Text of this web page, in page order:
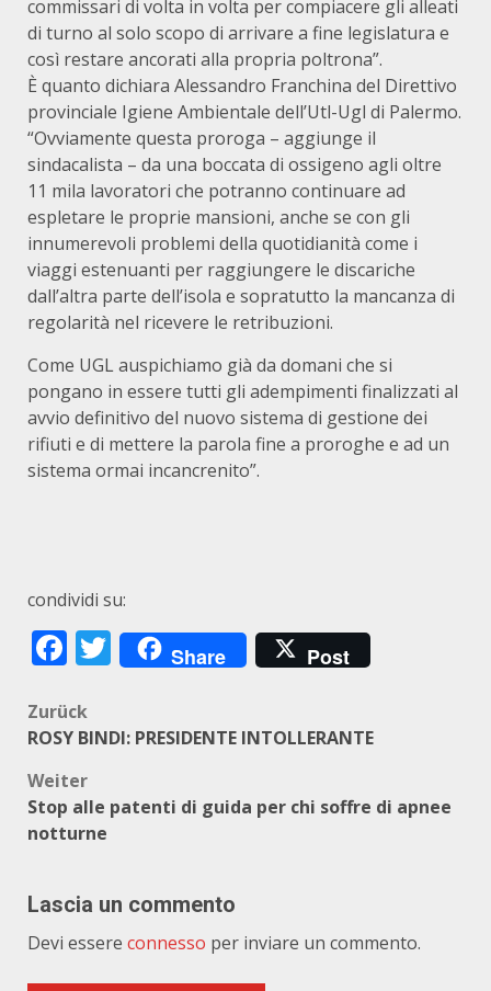
commissari di volta in volta per compiacere gli alleati
di turno al solo scopo di arrivare a fine legislatura e
così restare ancorati alla propria poltrona”.
È quanto dichiara Alessandro Franchina del Direttivo
provinciale Igiene Ambientale dell’Utl-Ugl di Palermo.
“Ovviamente questa proroga – aggiunge il
sindacalista – da una boccata di ossigeno agli oltre
11 mila lavoratori che potranno continuare ad
espletare le proprie mansioni, anche se con gli
innumerevoli problemi della quotidianità come i
viaggi estenuanti per raggiungere le discariche
dall’altra parte dell’isola e sopratutto la mancanza di
regolarità nel ricevere le retribuzioni.
Come UGL auspichiamo già da domani che si
pongano in essere tutti gli adempimenti finalizzati al
avvio definitivo del nuovo sistema di gestione dei
rifiuti e di mettere la parola fine a proroghe e ad un
sistema ormai incancrenito”.
condividi su:
Facebook
Twitter
Share Post
Beitragsnavigation
Zurück
ROSY BINDI: PRESIDENTE INTOLLERANTE
Weiter
Stop alle patenti di guida per chi soffre di apnee
notturne
Lascia un commento
Devi essere connesso per inviare un commento.